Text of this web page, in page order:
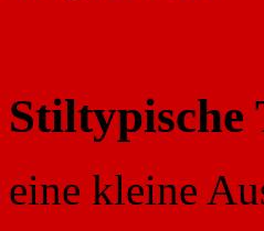
Stiltypische
eine kleine